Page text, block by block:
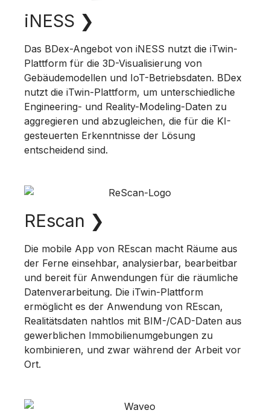
iNESS ❯
Das BDex-Angebot von iNESS nutzt die iTwin-
Plattform für die 3D-Visualisierung von
Gebäudemodellen und IoT-Betriebsdaten. BDex
nutzt die iTwin-Plattform, um unterschiedliche
Engineering- und Reality-Modeling-Daten zu
aggregieren und abzugleichen, die für die KI-
gesteuerten Erkenntnisse der Lösung
entscheidend sind.
REscan ❯
Die mobile App von REscan macht Räume aus
der Ferne einsehbar, analysierbar, bearbeitbar
und bereit für Anwendungen für die räumliche
Datenverarbeitung. Die iTwin-Plattform
ermöglicht es der Anwendung von REscan,
Realitätsdaten nahtlos mit BIM-/CAD-Daten aus
gewerblichen Immobilienumgebungen zu
kombinieren, und zwar während der Arbeit vor
Ort.